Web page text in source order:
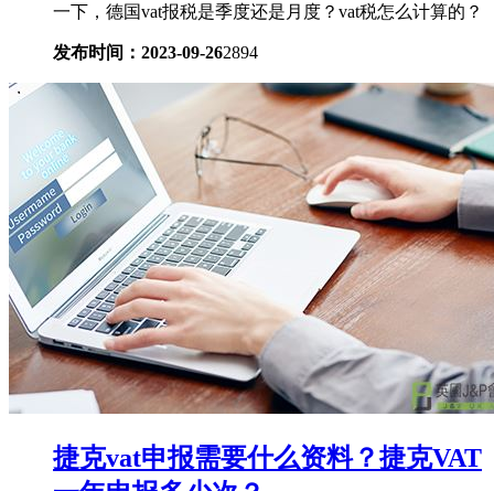
一下，德国vat报税是季度还是月度？vat税怎么计算的？
发布时间：2023-09-262894
捷克vat申报需要什么资料？捷克VAT